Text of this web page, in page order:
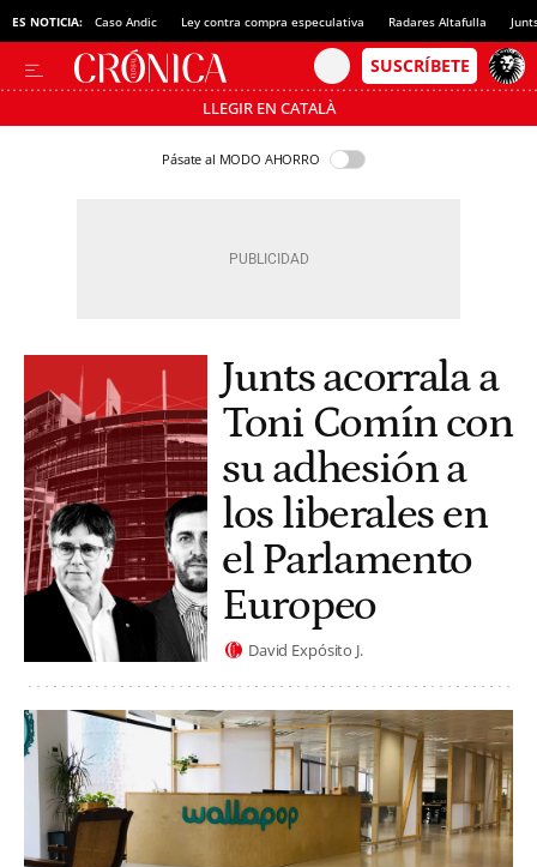
ES NOTICIA: Caso Andic Ley contra compra especulativa Radares Altafulla
LLEGIR EN CATALÀ
Pásate al MODO AHORRO
Junts acorrala a
Toni Comín con
su adhesión a
los liberales en
el Parlamento
Europeo
David Expósito J.